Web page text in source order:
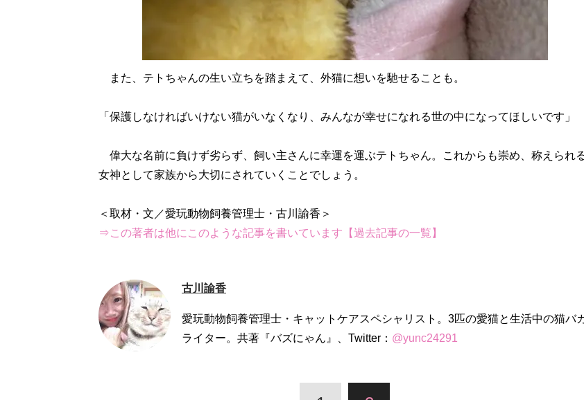
また、テトちゃんの生い立ちを踏まえて、外猫に想いを馳せることも。
「保護しなければいけない猫がいなくなり、みんなが幸せになれる世の中になってほしいです」
偉大な名前に負けず劣らず、飼い主さんに幸運を運ぶテトちゃん。これからも崇め、称えられ
女神として家族から大切にされていくことでしょう。
⇒この著者は他にこのような記事を書いています【過去記事の一覧】
古川諭香
愛玩動物飼養管理士・キャットケアスペシャリスト。3匹の愛猫と生活中の猫バ
ライター。共著『バズにゃん』、Twitter： @yunc24291